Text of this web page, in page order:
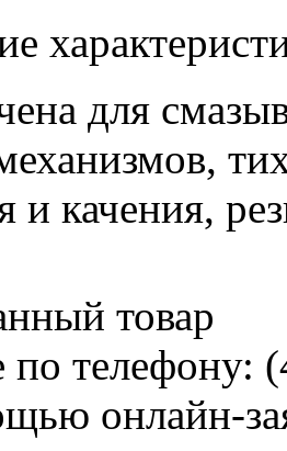
для
и качения,
товар
телефону:
онлайн-